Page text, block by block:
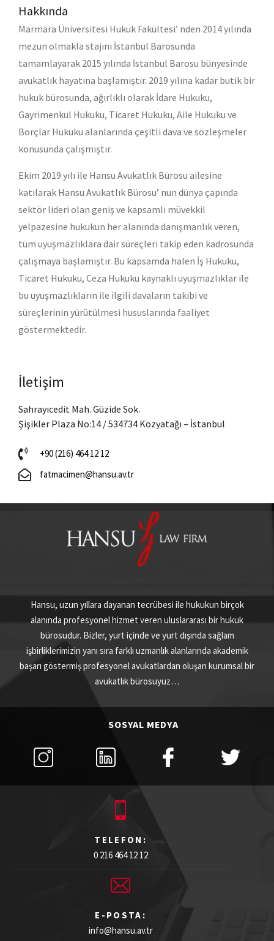
Hakkında
Marmara Üniversitesi Hukuk Fakültesi’ nden 2014 yılında
mezun olmakla stajını İstanbul Barosunda
tamamlayarak 2015 yılında İstanbul Barosu bünyesinde
avukatlık hayatına başlamıştır. 2019 yılına kadar butik bir
hukuk bürosunda, ağırlıklı olarak İdare Hukuku,
Gayrimenkul Hukuku, Ticaret Hukuku, Aile Hukuku ve
Borçlar Hukuku alanlarında çeşitli dava ve sözleşmeler
konusunda çalışmıştır.
Ekim 2019 yılı ile Hansu Avukatlık Bürosu ailesine
katılarak Hansu Avukatlık Bürosu’ nun dünya çapında
sektör lideri olan geniş ve kapsamlı müvekkil
yelpazesine hukukun her alanında danışmanlık veren,
tüm uyuşmazlıklara dair süreçleri takip eden kadrosunda
çalışmaya başlamıştır. Bu kapsamda halen İş Hukuku,
Ticaret Hukuku, Ceza Hukuku kaynaklı uyuşmazlıklar ile
bu uyuşmazlıkların ile ilgili davaların takibi ve
süreçlerinin yürütülmesi hususlarında faaliyet
göstermektedir.
İletişim
Sahrayıcedit Mah. Güzide Sok.
Şişikler Plaza No:14 / 534734 Kozyatağı – İstanbul
+90 (216) 464 12 12
fatmacimen@hansu.av.tr
Hansu, uzun yıllara dayanan tecrübesi ile hukukun birçok
alanında profesyonel hizmet veren uluslararası bir hukuk
bürosudur. Bizler, yurt içinde ve yurt dışında sağlam
işbirliklerimizin yanı sıra farklı uzmanlık alanlarında akademik
başarı göstermiş profesyonel avukatlardan oluşan kurumsal bir
avukatlık bürosuyuz…
SOSYAL MEDYA
TELEFON:
0 216 464 12 12
E-POSTA:
info@hansu.av.tr